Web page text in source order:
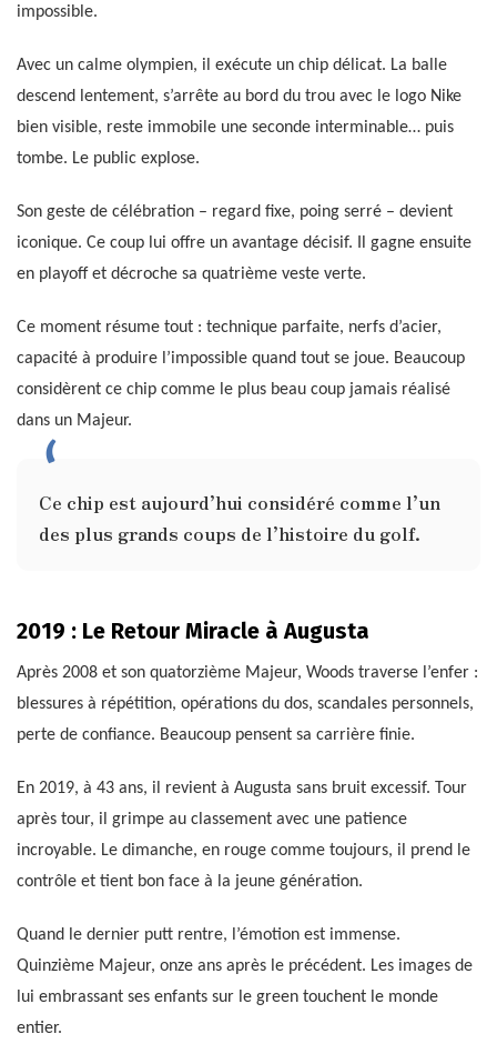
impossible.
Avec un calme olympien, il exécute un chip délicat. La balle
descend lentement, s’arrête au bord du trou avec le logo Nike
bien visible, reste immobile une seconde interminable… puis
tombe. Le public explose.
Son geste de célébration – regard fixe, poing serré – devient
iconique. Ce coup lui offre un avantage décisif. Il gagne ensuite
en playoff et décroche sa quatrième veste verte.
Ce moment résume tout : technique parfaite, nerfs d’acier,
capacité à produire l’impossible quand tout se joue. Beaucoup
considèrent ce chip comme le plus beau coup jamais réalisé
dans un Majeur.
Ce chip est aujourd’hui considéré comme l’un
des plus grands coups de l’histoire du golf.
2019 : Le Retour Miracle à Augusta
Après 2008 et son quatorzième Majeur, Woods traverse l’enfer :
blessures à répétition, opérations du dos, scandales personnels,
perte de confiance. Beaucoup pensent sa carrière finie.
En 2019, à 43 ans, il revient à Augusta sans bruit excessif. Tour
après tour, il grimpe au classement avec une patience
incroyable. Le dimanche, en rouge comme toujours, il prend le
contrôle et tient bon face à la jeune génération.
Quand le dernier putt rentre, l’émotion est immense.
Quinzième Majeur, onze ans après le précédent. Les images de
lui embrassant ses enfants sur le green touchent le monde
entier.